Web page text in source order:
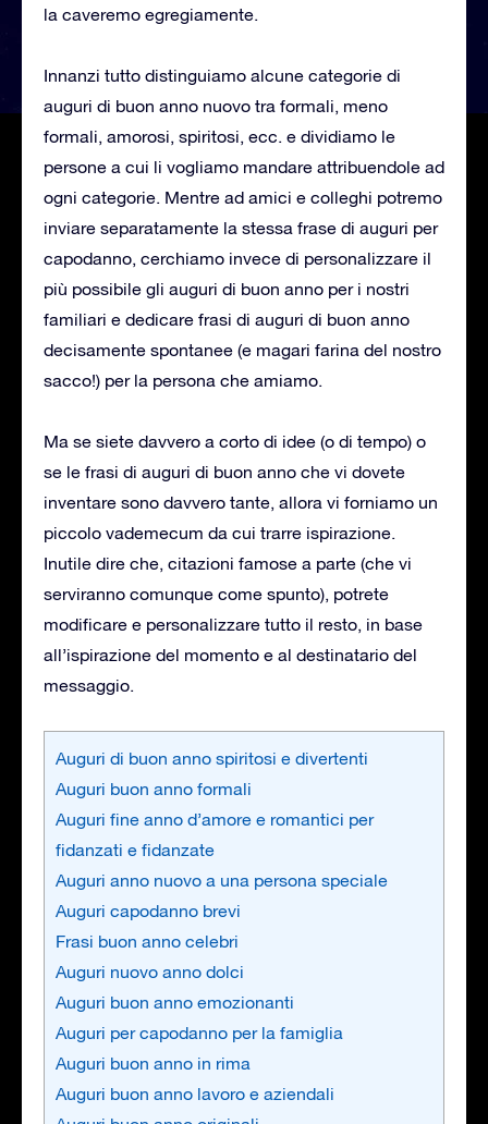
la caveremo egregiamente.
Innanzi tutto distinguiamo alcune categorie di
auguri di buon anno nuovo tra formali, meno
formali, amorosi, spiritosi, ecc. e dividiamo le
persone a cui li vogliamo mandare attribuendole ad
ogni categorie. Mentre ad amici e colleghi potremo
inviare separatamente la stessa frase di auguri per
capodanno, cerchiamo invece di personalizzare il
più possibile gli auguri di buon anno per i nostri
familiari e dedicare frasi di auguri di buon anno
decisamente spontanee (e magari farina del nostro
sacco!) per la persona che amiamo.
Ma se siete davvero a corto di idee (o di tempo) o
se le frasi di auguri di buon anno che vi dovete
inventare sono davvero tante, allora vi forniamo un
piccolo vademecum da cui trarre ispirazione.
Inutile dire che, citazioni famose a parte (che vi
serviranno comunque come spunto), potrete
modificare e personalizzare tutto il resto, in base
all’ispirazione del momento e al destinatario del
messaggio.
Auguri di buon anno spiritosi e divertenti
Auguri buon anno formali
Auguri fine anno d’amore e romantici per
fidanzati e fidanzate
Auguri anno nuovo a una persona speciale
Auguri capodanno brevi
Frasi buon anno celebri
Auguri nuovo anno dolci
Auguri buon anno emozionanti
Auguri per capodanno per la famiglia
Auguri buon anno in rima
Auguri buon anno lavoro e aziendali